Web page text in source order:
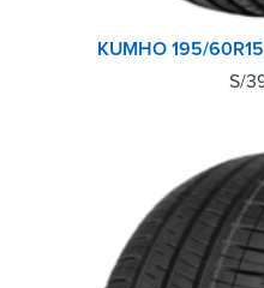
KUMHO 195/
S/